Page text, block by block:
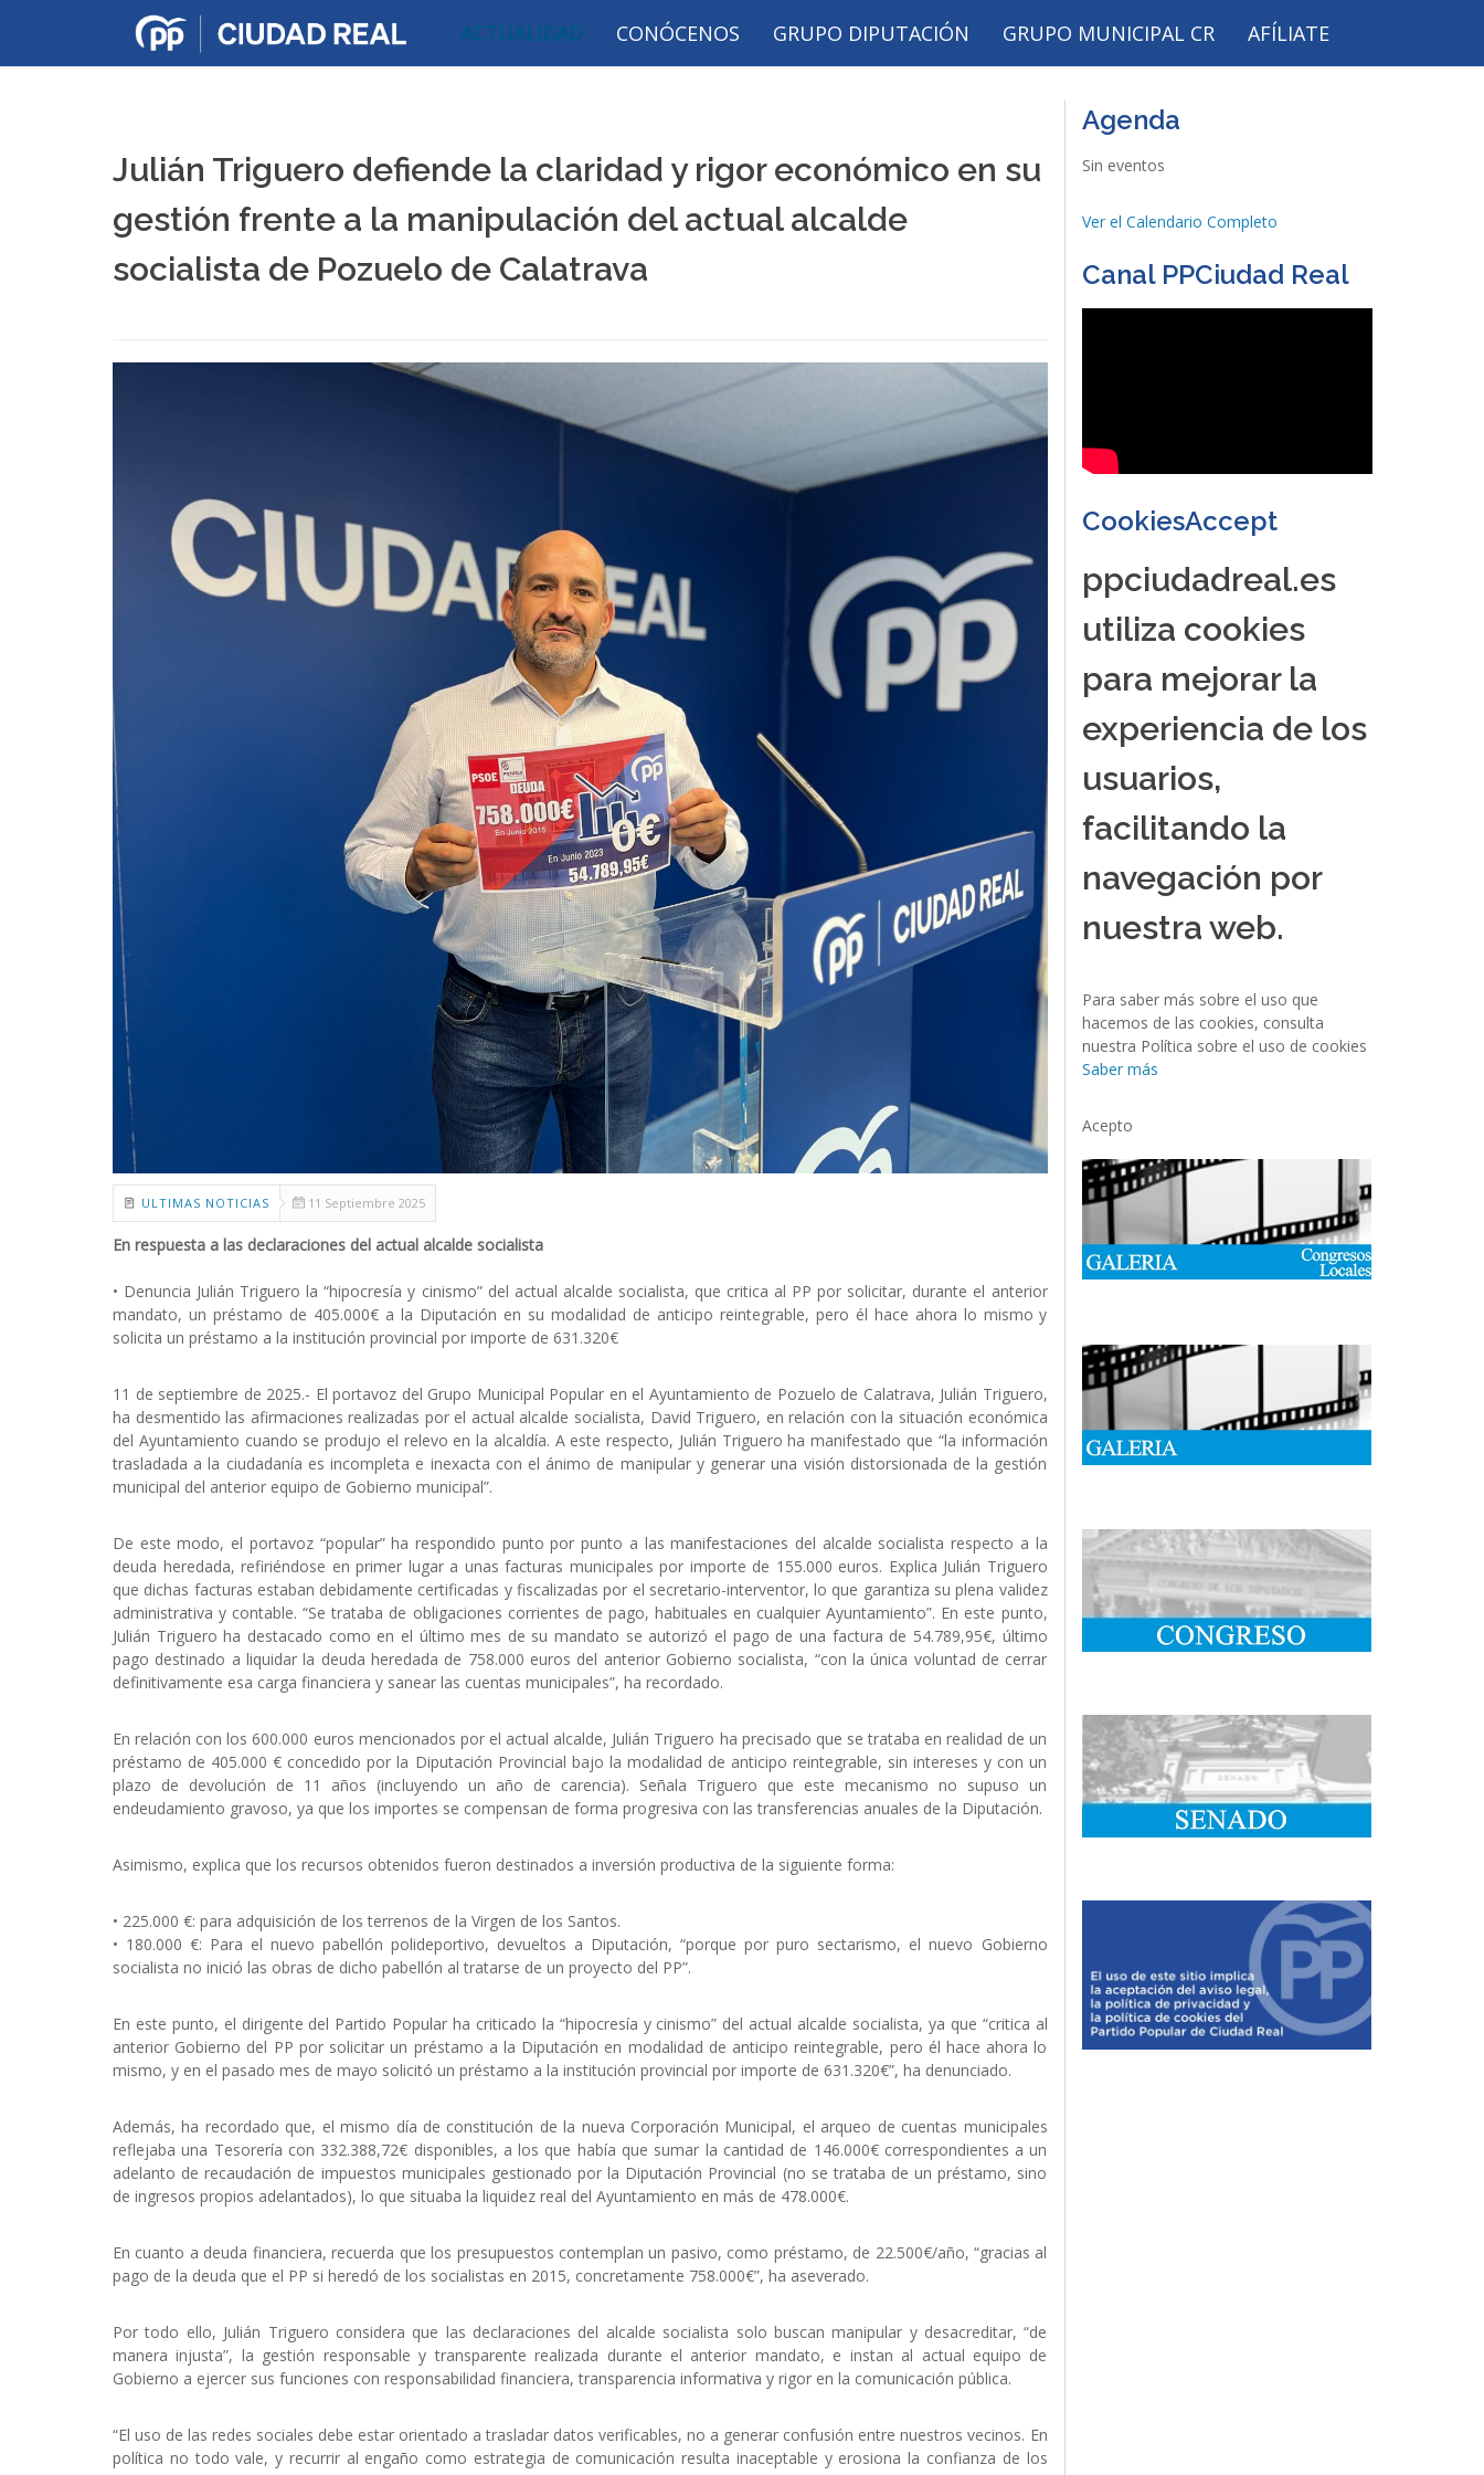
ACTUALIDAD CONÓCENOS GRUPO DIPUTACIÓN GRUPO MUNICIPAL CR AFÍLIATE
Julián Triguero defiende la claridad y rigor económico en su
gestión frente a la manipulación del actual alcalde
socialista de Pozuelo de Calatrava
ULTIMAS NOTICIAS 11 Septiembre 2025
En respuesta a las declaraciones del actual alcalde socialista
• Denuncia Julián Triguero la “hipocresía y cinismo” del actual alcalde socialista, que critica al PP por solicitar, durante el anterior
mandato, un préstamo de 405.000€ a la Diputación en su modalidad de anticipo reintegrable, pero él hace ahora lo mismo y
solicita un préstamo a la institución provincial por importe de 631.320€
11 de septiembre de 2025.- El portavoz del Grupo Municipal Popular en el Ayuntamiento de Pozuelo de Calatrava, Julián Triguero,
ha desmentido las afirmaciones realizadas por el actual alcalde socialista, David Triguero, en relación con la situación económica
del Ayuntamiento cuando se produjo el relevo en la alcaldía. A este respecto, Julián Triguero ha manifestado que “la información
trasladada a la ciudadanía es incompleta e inexacta con el ánimo de manipular y generar una visión distorsionada de la gestión
municipal del anterior equipo de Gobierno municipal”.
De este modo, el portavoz “popular” ha respondido punto por punto a las manifestaciones del alcalde socialista respecto a la
deuda heredada, refiriéndose en primer lugar a unas facturas municipales por importe de 155.000 euros. Explica Julián Triguero
que dichas facturas estaban debidamente certificadas y fiscalizadas por el secretario-interventor, lo que garantiza su plena validez
administrativa y contable. “Se trataba de obligaciones corrientes de pago, habituales en cualquier Ayuntamiento”. En este punto,
Julián Triguero ha destacado como en el último mes de su mandato se autorizó el pago de una factura de 54.789,95€, último
pago destinado a liquidar la deuda heredada de 758.000 euros del anterior Gobierno socialista, “con la única voluntad de cerrar
definitivamente esa carga financiera y sanear las cuentas municipales”, ha recordado.
En relación con los 600.000 euros mencionados por el actual alcalde, Julián Triguero ha precisado que se trataba en realidad de un
préstamo de 405.000 € concedido por la Diputación Provincial bajo la modalidad de anticipo reintegrable, sin intereses y con un
plazo de devolución de 11 años (incluyendo un año de carencia). Señala Triguero que este mecanismo no supuso un
endeudamiento gravoso, ya que los importes se compensan de forma progresiva con las transferencias anuales de la Diputación.
Asimismo, explica que los recursos obtenidos fueron destinados a inversión productiva de la siguiente forma:
• 225.000 €: para adquisición de los terrenos de la Virgen de los Santos.
• 180.000 €: Para el nuevo pabellón polideportivo, devueltos a Diputación, “porque por puro sectarismo, el nuevo Gobierno
socialista no inició las obras de dicho pabellón al tratarse de un proyecto del PP”.
En este punto, el dirigente del Partido Popular ha criticado la “hipocresía y cinismo” del actual alcalde socialista, ya que “critica al
anterior Gobierno del PP por solicitar un préstamo a la Diputación en modalidad de anticipo reintegrable, pero él hace ahora lo
mismo, y en el pasado mes de mayo solicitó un préstamo a la institución provincial por importe de 631.320€”, ha denunciado.
Además, ha recordado que, el mismo día de constitución de la nueva Corporación Municipal, el arqueo de cuentas municipales
reflejaba una Tesorería con 332.388,72€ disponibles, a los que había que sumar la cantidad de 146.000€ correspondientes a un
adelanto de recaudación de impuestos municipales gestionado por la Diputación Provincial (no se trataba de un préstamo, sino
de ingresos propios adelantados), lo que situaba la liquidez real del Ayuntamiento en más de 478.000€.
En cuanto a deuda financiera, recuerda que los presupuestos contemplan un pasivo, como préstamo, de 22.500€/año, “gracias al
pago de la deuda que el PP si heredó de los socialistas en 2015, concretamente 758.000€”, ha aseverado.
Por todo ello, Julián Triguero considera que las declaraciones del alcalde socialista solo buscan manipular y desacreditar, “de
manera injusta”, la gestión responsable y transparente realizada durante el anterior mandato, e instan al actual equipo de
Gobierno a ejercer sus funciones con responsabilidad financiera, transparencia informativa y rigor en la comunicación pública.
“El uso de las redes sociales debe estar orientado a trasladar datos verificables, no a generar confusión entre nuestros vecinos. En
política no todo vale, y recurrir al engaño como estrategia de comunicación resulta inaceptable y erosiona la confianza de los
Agenda
Sin eventos
Ver el Calendario Completo
Canal PPCiudad Real
CookiesAccept
ppciudadreal.es
utiliza cookies
para mejorar la
experiencia de los
usuarios,
facilitando la
navegación por
nuestra web.
Para saber más sobre el uso que
hacemos de las cookies, consulta
nuestra Política sobre el uso de cookies
Saber más
Acepto